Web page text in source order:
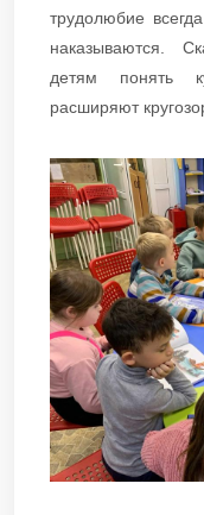
трудолюбие
наказываются.
детям понять
расширяют